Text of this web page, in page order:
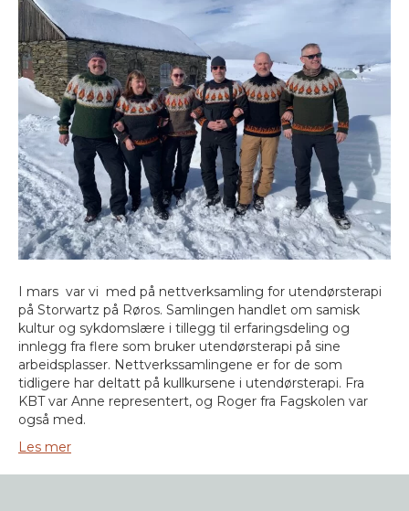
I mars var vi med på nettverksamling for utendørsterapi
på Storwartz på Røros. Samlingen handlet om samisk
kultur og sykdomslære i tillegg til erfaringsdeling og
innlegg fra flere som bruker utendørsterapi på sine
arbeidsplasser. Nettverkssamlingene er for de som
tidligere har deltatt på kullkursene i utendørsterapi. Fra
KBT var Anne representert, og Roger fra Fagskolen var
også med.
Les mer